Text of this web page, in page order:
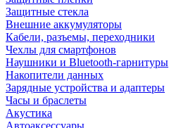
Защитные стекла
Внешние аккумуляторы
Кабели, разъемы, переходники
Чехлы для смартфонов
Наушники и Bluetooth-гарнитуры
Накопители данных
Зарядные устройства и адаптеры
Часы и браслеты
Акустика
Автоаксессуары